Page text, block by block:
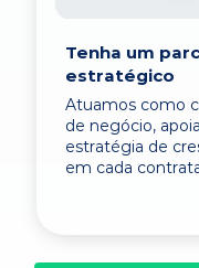
Tenha um
estratégico
Atuamos como
de negócio,
estratégia de
em cada